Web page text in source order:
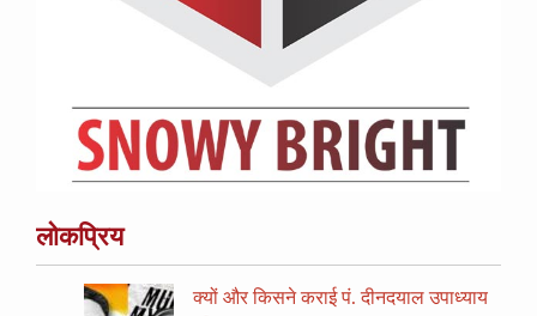
लोकप्रिय
क्यों और किसने कराई पं. दीनदयाल उपाध्याय